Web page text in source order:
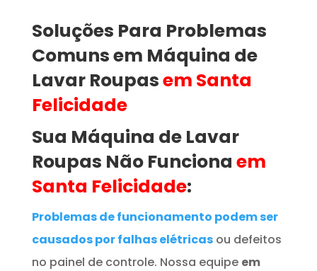
Soluções Para Problemas
Comuns em Máquina de
Lavar Roupasem Santa
Felicidade
Sua Máquina de Lavar
Roupas Não Funciona em
Santa Felicidade:
Problemas de funcionamento podem ser
causados por falhas elétricasou defeitos
no painel de controle. Nossa equipe em